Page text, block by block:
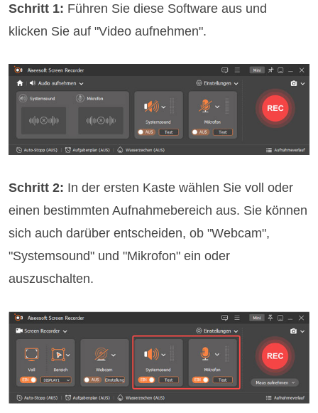
Schritt 1: Führen Sie diese Software aus und
klicken Sie auf "Video aufnehmen".
Schritt 2: In der ersten Kaste wählen Sie voll oder
einen bestimmten Aufnahmebereich aus. Sie können
sich auch darüber entscheiden, ob "Webcam",
"Systemsound" und "Mikrofon" ein oder
auszuschalten.